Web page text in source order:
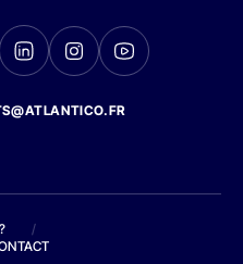
/